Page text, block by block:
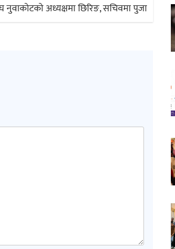
नुवाकोटको अध्यक्षमा छिरिङ, सचिवमा पुजा